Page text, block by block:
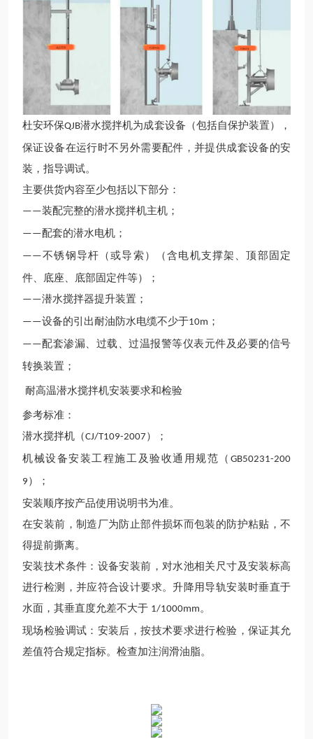
杜安环保QJB潜水搅拌机为成套设备（包括自保护装置），
保证设备在运行时不另外需要配件，并提供成套设备的安
装，指导调试。
主要供货内容至少包括以下部分：
——装配完整的潜水搅拌机主机 ；
——配套的潜水电机；
——不锈钢导杆（或导索）（含电机支撑架、顶部固定
件、底座
底部固定件等）；
——潜水搅拌器提升装置；
——设备的引出耐油防水电缆不少于10m ；
——配套渗漏、过载、过温报警等仪表元件及必要的信号
转换装置；
耐高温潜水搅拌机安装要求和检验
参考标准：
潜水搅拌机（CJ/T109-2007 ）；
机械设备安装工程施工及验收通用规范（ GB50231-200
9 ）；
安装顺序按产品使用说明书为准。
在安装前，制造厂为防止部件损坏而包装的防护粘贴，不
得提前撕离。
安装技术条件：设备安装前，对水池相关尺寸及安装标高
进行检测，并应符合设计要求。升降用导轨安装时垂直于
水面，其垂直度允差不大于 1/1000mm 。
现场检验调试：安装后，按技术要求进行检验，保证其允
差值符合规定指标。检查加注润滑油脂。